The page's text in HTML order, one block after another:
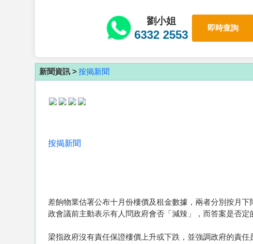
劉小姐
6332 2553
即時查詢
新聞資訊 > 按揭新聞
按揭新聞
差餉物業估署公布十月份樓價及租金數據，兩者分別按月
政會議前主動表示有人問政府會否「減辣」，而答案是否定
梁指政府沒有責任保證樓價上升或下跌，並強調政府的責任